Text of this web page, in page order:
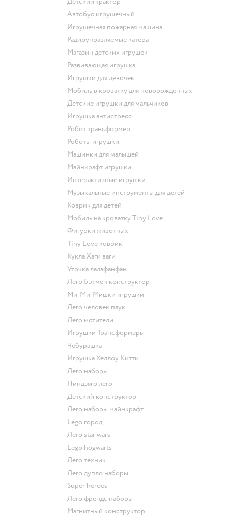
Автобус игрушечный
Игрушечная пожарная машина
Радиоуправляемые катера
Магазин детских игрушек
Развивающая игрушка
Игрушки для девочек
Мобиль в кроватку для новорожденных
Детские игрушки для мальчиков
Игрушка антистресс
Робот трансформер
Роботы игрушки
Машинки для малышей
Майнкрафт игрушки
Интерактивные игрушки
Музыкальные инструменты для детей
Коврик для детей
Мобиль на кроватку Tiny Love
Фигурки животных
Tiny Love коврик
Кукла Хаги ваги
Уточка лалафанфан
Лего Бэтмен конструктор
Ми-Ми-Мишки игрушки
Лего человек паук
Лего мстители
Игрушки Трансформеры
Чебурашка
Игрушка Хеллоу Китти
Лего наборы
Ниндзяго лего
Детский конструктор
Лего наборы майнкрафт
Lego город
Лего star wars
Lego hogwarts
Лего техник
Лего дупло наборы
Super heroes
Лего френдс наборы
Магнитный конструктор